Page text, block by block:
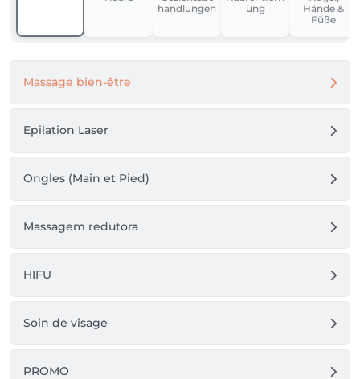
handlungen
ung
Hände &
Füße
Massage bien-être
Epilation Laser
Ongles (Main et Pied)
Massagem redutora
HIFU
Soin de visage
PROMO